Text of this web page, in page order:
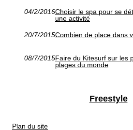
04/2/2016Choisir le spa pour se
une activité
20/7/2015Combien de place dans
08/7/2015Faire du Kitesurf sur les
plages du monde
Freestyle
Plan du site